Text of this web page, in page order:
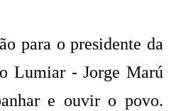
para o presidente da
Lumiar - Jorge Marú
e ouvir o povo.